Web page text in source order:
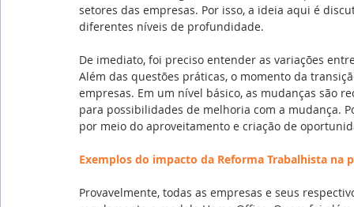
setores das empresas. Por isso, a ideia aqui é
diferentes níveis de profundidade.
De imediato, foi preciso entender as variações
Além das questões práticas, o momento da
empresas. Em um nível básico, as mudanças são
para possibilidades de melhoria com a mudança.
por meio do aproveitamento e criação de
Exemplos do impacto da Reforma Trabalhista na
Provavelmente, todas as empresas e seus